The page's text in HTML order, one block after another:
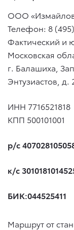
ООО
Телефон: 8
Фактический и
Московская
г. Балашиха,
Энтузиастов, д.
ИНН 7716521818
КПП 500101001
р/с
к/с
БИК:044525411
Маршрут от